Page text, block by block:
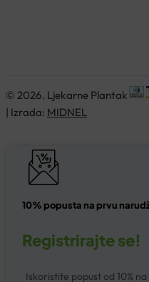
© 2026. Ljekarne Plantak
| Izrada: MIDNEL
10% popusta na prvu
Registrirajte se!
Iskoristite popust od 10%